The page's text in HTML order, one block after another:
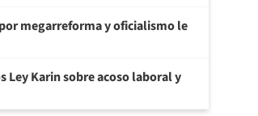
megarreforma y oficialismo le
Ley Karin sobre acoso laboral y